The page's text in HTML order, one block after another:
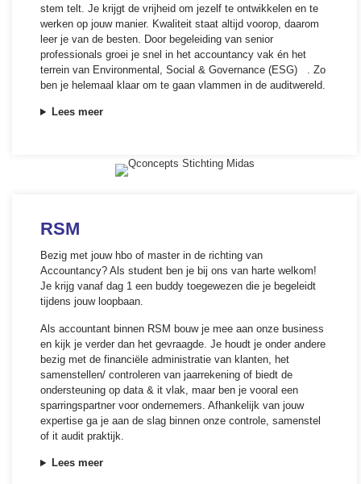
stem telt. Je krijgt de vrijheid om jezelf te ontwikkelen en te
werken op jouw manier. Kwaliteit staat altijd voorop, daarom
leer je van de besten. Door begeleiding van senior
professionals groei je snel in het accountancy vak én het
terrein van Environmental, Social & Governance (ESG) . Zo
ben je helemaal klaar om te gaan vlammen in de auditwereld.
Lees meer
RSM
Bezig met jouw hbo of master in de richting van
Accountancy? Als student ben je bij ons van harte welkom!
Je krijg vanaf dag 1 een buddy toegewezen die je begeleidt
tijdens jouw loopbaan.
Als accountant binnen RSM bouw je mee aan onze business
en kijk je verder dan het gevraagde. Je houdt je onder andere
bezig met de financiële administratie van klanten, het
samenstellen/ controleren van jaarrekening of biedt de
ondersteuning op data & it vlak, maar ben je vooral een
sparringspartner voor ondernemers. Afhankelijk van jouw
expertise ga je aan de slag binnen onze controle, samenstel
of it audit praktijk.
Lees meer